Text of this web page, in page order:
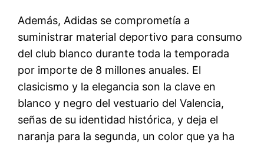
Además, Adidas se comprometía a
suministrar material deportivo para consumo
del club blanco durante toda la temporada
por importe de 8 millones anuales. El
clasicismo y la elegancia son la clave en
blanco y negro del vestuario del Valencia,
señas de su identidad histórica, y deja el
naranja para la segunda, un color que ya ha